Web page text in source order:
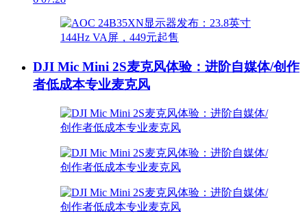
DJI Mic Mini 2S麦克风体验：进阶自媒体/创作
者低成本专业麦克风